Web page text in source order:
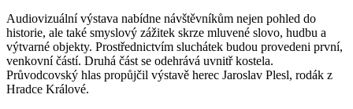
Audiovizuální výstava nabídne návštěvníkům nejen pohled do
historie, ale také smyslový zážitek skrze mluvené slovo, hudbu a
výtvarné objekty. Prostřednictvím sluchátek budou provedeni první,
venkovní částí. Druhá část se odehrává uvnitř kostela.
Průvodcovský hlas propůjčil výstavě herec Jaroslav Plesl, rodák z
Hradce Králové.